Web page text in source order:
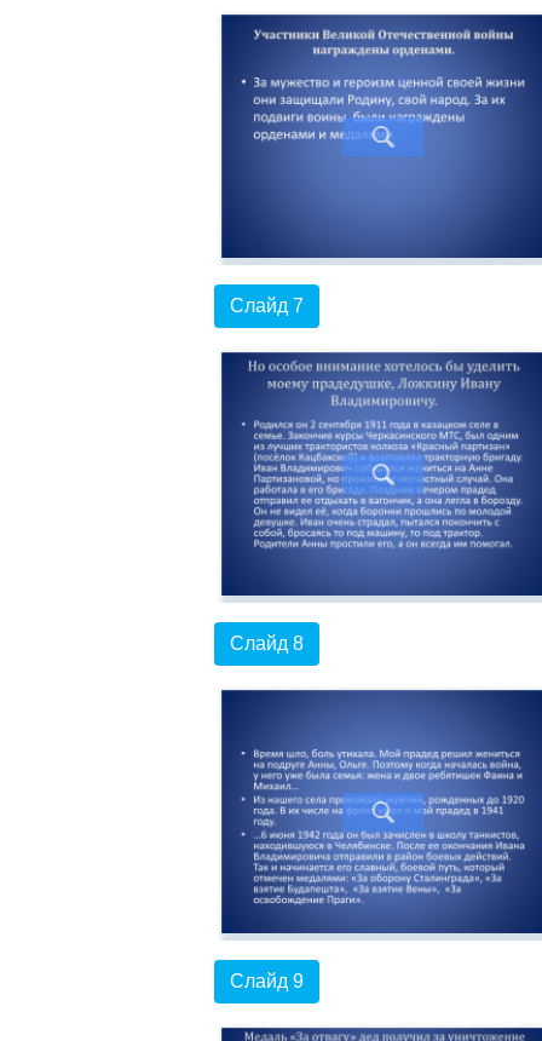
Слайд 7
Слайд 8
Слайд 9